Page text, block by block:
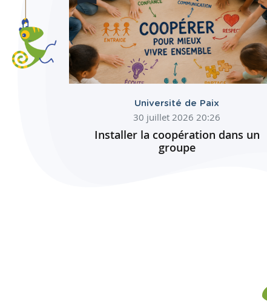
Université de Paix
30 juillet 2026 20:26
Installer la coopération dans un
groupe